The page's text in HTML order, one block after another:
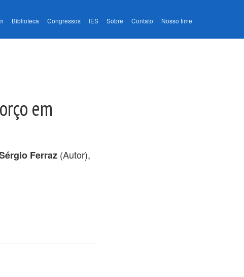
Biblioteca Congressos IES Sobre Contato Nosso time
em
Ferraz (Autor),